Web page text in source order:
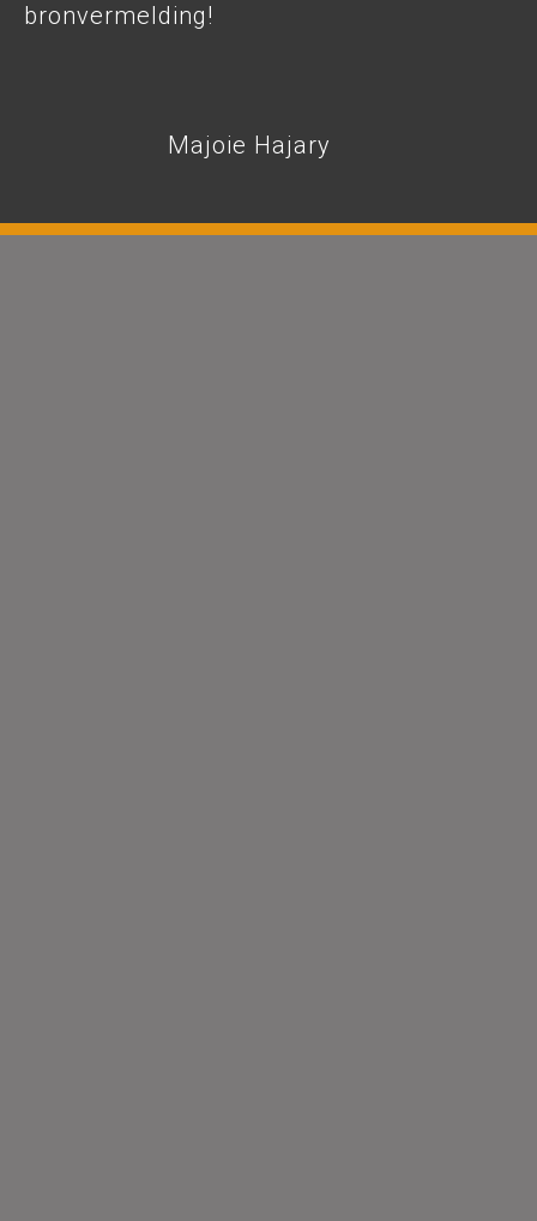
bronvermelding!
Majoie Hajary